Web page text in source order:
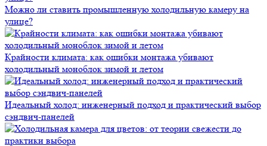
Можно ли ставить промышленную холодильную камеру на
улице?
Крайности климата: как ошибки монтажа убивают
холодильный моноблок зимой и летом
Идеальный холод: инженерный подход и практический выбор
сэндвич-панелей